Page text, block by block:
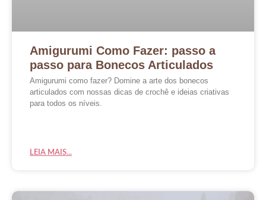
Amigurumi Como Fazer: passo a
passo para Bonecos Articulados
Amigurumi como fazer? Domine a arte dos bonecos
articulados com nossas dicas de crochê e ideias criativas
para todos os níveis.
LEIA MAIS...